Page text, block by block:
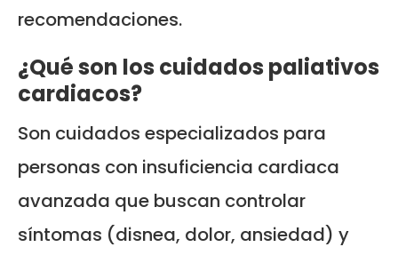
recomendaciones.
¿Qué son los cuidados paliativos
cardiacos?
Son cuidados especializados para
personas con insuficiencia cardiaca
avanzada que buscan controlar
síntomas (disnea, dolor, ansiedad) y